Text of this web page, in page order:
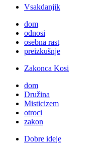
Vsakdanjik
dom
odnosi
osebna rast
preizkušnje
Zakonca Kosi
dom
Družina
Misticizem
otroci
zakon
Dobre ideje